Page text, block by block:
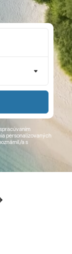
personalizovaných
a s